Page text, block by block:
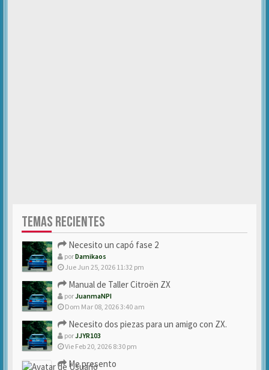
TEMAS RECIENTES
Necesito un capó fase 2
porDamikaos
Jue Jun 25, 2026 11:32 pm
Manual de Taller Citroën ZX
porJuanmaNPI
Dom Mar 08, 2026 3:40 am
Necesito dos piezas para un amigo con ZX.
porJJYR103
Vie Feb 20, 2026 8:30 pm
Me presento